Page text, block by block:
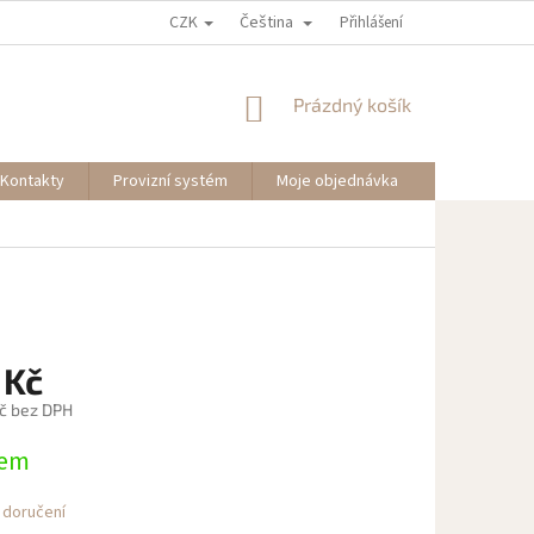
CZK Čeština Přihlášení
NÁKUPNÍ
Prázdný košík
Kontakty Provizní systém
Moje objednávka
bez DPH